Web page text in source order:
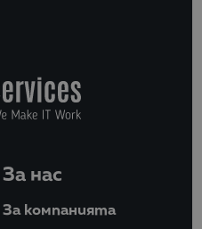
За нас
За компанията